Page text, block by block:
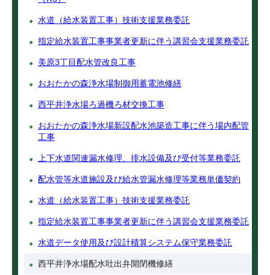
水道（給水装置工事）技術支援業務委託
指定給水装置工事事業者更新に伴う講習会支援業務委託
美原3丁目配水管改良工事
おおたかの森浄水場制御用蓄電池修繕
西平井浄水場ろ過機ろ材交換工事
おおたかの森浄水場新設配水池築造工事に伴う場内配管
工事
上下水道関連漏水修理、排水設備及び受付等業務委託
配水管等水道施設及び給水管漏水修理等業務単価契約
水道（給水装置工事）技術支援業務委託
指定給水装置工事事業者更新に伴う講習会支援業務委託
水道データ使用及び設計積算システム保守業務委託
西平井浄水場配水吐出弁開閉機修繕